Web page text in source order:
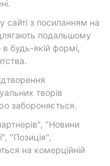
сайті з посиланням на
подальшому
будь-якій формі,
творів
забороняється.
"Новини
"Позиція",
на комерційній